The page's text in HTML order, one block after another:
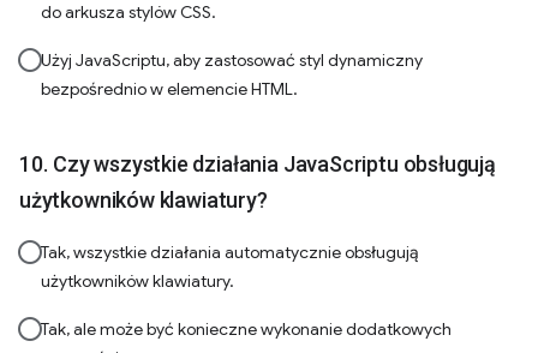
do arkusza stylów CSS.
Użyj JavaScriptu, aby zastosować styl dynamiczny
bezpośrednio w elemencie HTML.
Czy wszystkie działania JavaScriptu obsługują
użytkowników klawiatury?
Tak, wszystkie działania automatycznie obsługują
użytkowników klawiatury.
Tak, ale może być konieczne wykonanie dodatkowych